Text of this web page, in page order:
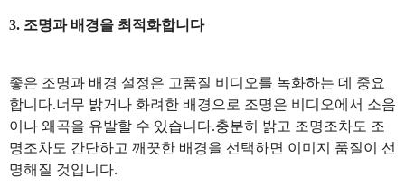
3. 조명과 배경을 최적화합니다
좋은 조명과 배경 설정은 고품질 비디오를 녹화하는 데 중요
합니다.너무 밝거나 화려한 배경으로 조명은 비디오에서 소음
이나 왜곡을 유발할 수 있습니다.충분히 밝고 조명조차도 조
명조차도 간단하고 깨끗한 배경을 선택하면 이미지 품질이 선
명해질 것입니다.